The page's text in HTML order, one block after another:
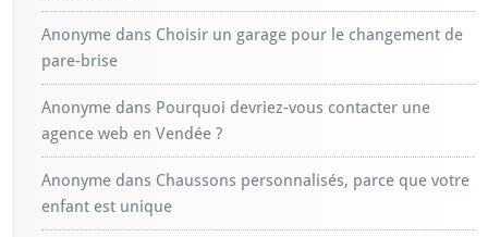
Anonyme dans Choisir un garage pour le changement de
pare-brise
Anonyme dans Pourquoi devriez-vous contacter une
agence web en Vendée ?
Anonyme dans Chaussons personnalisés, parce que votre
enfant est unique